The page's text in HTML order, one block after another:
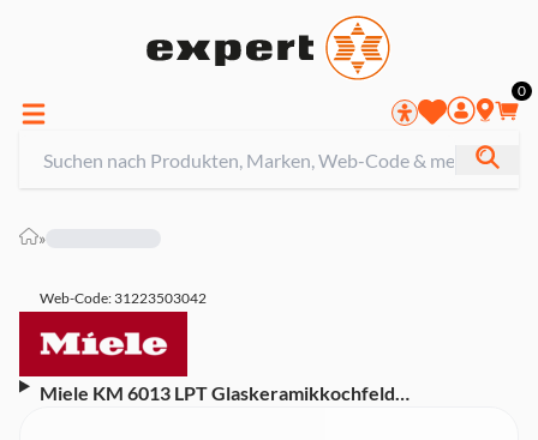
0
»
Web-Code: 31223503042
Miele KM 6013 LPT Glaskeramikkochfeld